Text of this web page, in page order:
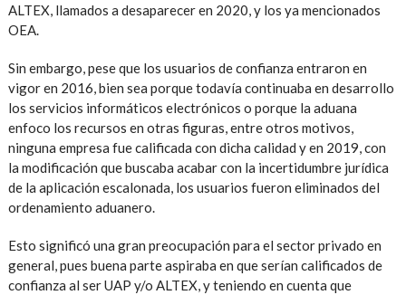
ALTEX, llamados a desaparecer en 2020, y los ya mencionados
OEA.
Sin embargo, pese que los usuarios de confianza entraron en
vigor en 2016, bien sea porque todavía continuaba en desarrollo
los servicios informáticos electrónicos o porque la aduana
enfoco los recursos en otras figuras, entre otros motivos,
ninguna empresa fue calificada con dicha calidad y en 2019, con
la modificación que buscaba acabar con la incertidumbre jurídica
de la aplicación escalonada, los usuarios fueron eliminados del
ordenamiento aduanero.
Esto significó una gran preocupación para el sector privado en
general, pues buena parte aspiraba en que serían calificados de
confianza al ser UAP y/o ALTEX, y teniendo en cuenta que